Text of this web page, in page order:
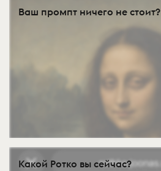
Ваш промпт ничего не стоит?
Какой Ротко вы сейчас?